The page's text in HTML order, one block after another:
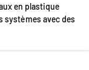
en plastique
systèmes avec des